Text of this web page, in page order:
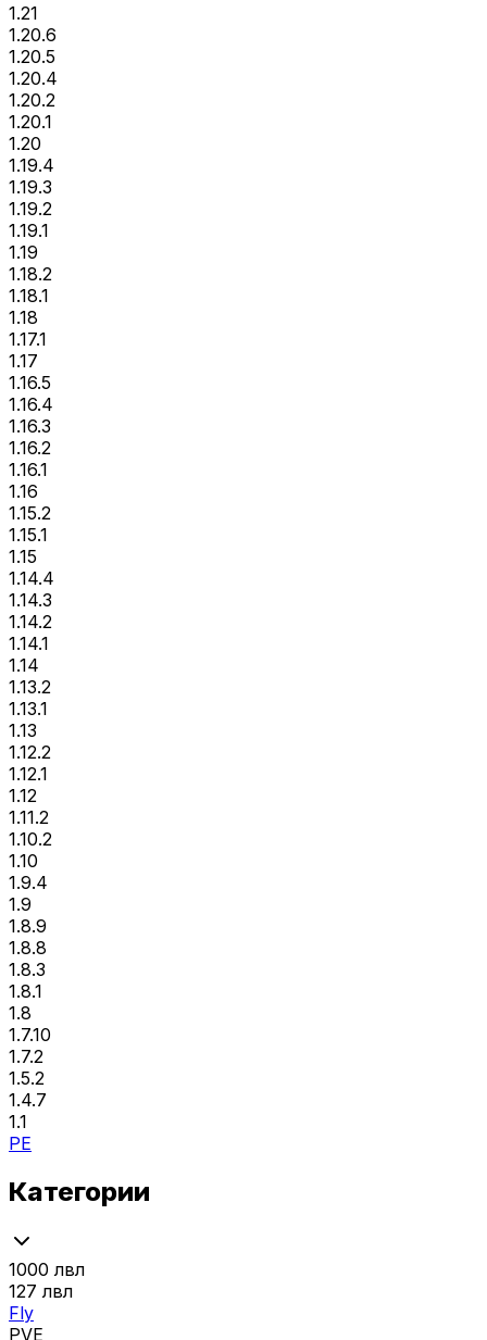
1.21
1.20.6
1.20.5
1.20.4
1.20.2
1.20.1
1.20
1.19.4
1.19.3
1.19.2
1.19.1
1.19
1.18.2
1.18.1
1.18
1.17.1
1.17
1.16.5
1.16.4
1.16.3
1.16.2
1.16.1
1.16
1.15.2
1.15.1
1.15
1.14.4
1.14.3
1.14.2
1.14.1
1.14
1.13.2
1.13.1
1.13
1.12.2
1.12.1
1.12
1.11.2
1.10.2
1.10
1.9.4
1.9
1.8.9
1.8.8
1.8.3
1.8.1
1.8
1.7.10
1.7.2
1.5.2
1.4.7
1.1
PE
Категории
1000 лвл
127 лвл
Fly
PVE